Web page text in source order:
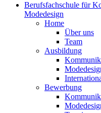
Berufsfachschule für
Modedesign
Home
Über uns
Team
Ausbildung
Bewerbung